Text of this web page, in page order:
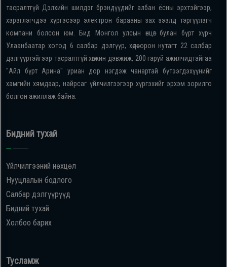
тасралтгүй Дэлхийн шилдэг брэндүүдийг албан ёсны эрхтэйгээр,
хэрэглэгчдээ хүргэсээр электрон барааны зах зээлд тэргүүлэгч
компани болсон юм. Бид Монгол улсын өнцөг булан бүрт хүрч
Улаанбаатар хотод 6 салбар дэлгүүр, хөдөө орон нутагт 22 салбар
дэлгүүртэйгээр тасралтгүй хөгжин дэвжиж, 200 гаруй ажилчидтайгаа
"Айл бүрт Арина" уриан дор нэгдэж чанартай бүтээгдэхүүнийг
хамгийн хямдаар, найрсаг үйлчилгээгээр хүргэхийг эрхэм зорилго
болгон ажиллаж байна.
Бидний тухай
Үйлчилгээний нөхцөл
Нууцлалын бодлого
Салбар дэлгүүрүүд
Бидний тухай
Холбоо барих
Тусламж